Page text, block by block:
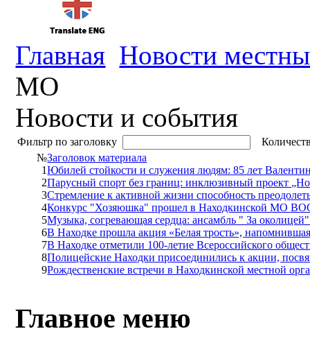
Главная Новости
МО
Новости и события
Фильтр по заголовку
№Заголовок материала
1Юбилей стойкости и служения людям: 85 лет
2Парусный спорт без границ: инклюзивный проект
3Стремление к активной жизни способность
4Конкурс "Хозяюшка" прошел в Находкинской МО
5Музыка, согревающая сердца: ансамбль " За
6В Находке прошла акция «Белая трость»,
7В Находке отметили 100-летие Всероссийского
8Полицейские Находки присоединились к акции,
9Рождественские встречи в Находкинской местной
Главное меню